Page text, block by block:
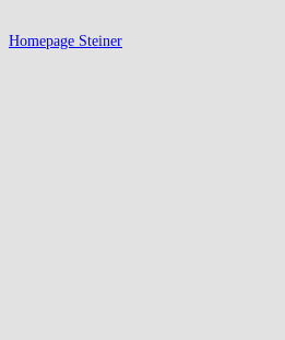
Homepage Steiner